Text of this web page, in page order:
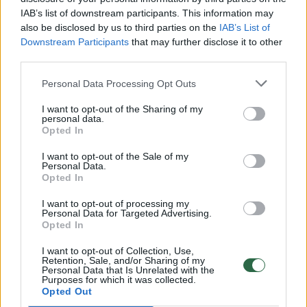
IAB’s list of downstream participants. This information may
also be disclosed by us to third parties on the IAB’s List of
Downstream Participants that may further disclose it to other
Personal Data Processing Opt Outs
I want to opt-out of the Sharing of my
personal data.
Opted In
I want to opt-out of the Sale of my
Personal Data.
Opted In
I want to opt-out of processing my
Personal Data for Targeted Advertising.
Opted In
I want to opt-out of Collection, Use,
Retention, Sale, and/or Sharing of my
Personal Data that Is Unrelated with the
Purposes for which it was collected.
Opted Out
vaiko gyvybių išgelbėti nepavyko
Žinios | Lietuvos diena
00:00:57
Savaitės vidurys nusimato karštas: temperatūra kils iki
32 laipsnių šilumos
Žinios | Orai
00:15:54
V. Zalužno pasisakymą laiko bandymu įsitvirtinti
Laidos | Nauja diena
K. Prunskienės brolis prisiminė jaudinančią akimirką
prieš mirtį: „Tai buvo simbolinis mūsų pagerbimo
ženklas“